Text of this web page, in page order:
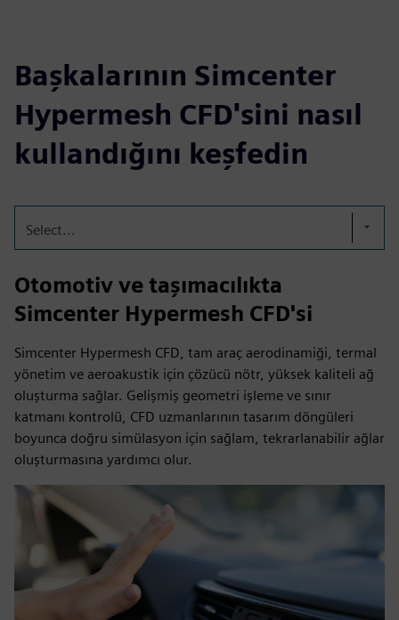
Başkalarının Simcenter
Hypermesh CFD'sini nasıl
kullandığını keşfedin
Select...
Otomotiv ve taşımacılıkta
Simcenter Hypermesh CFD'si
Simcenter Hypermesh CFD, tam araç aerodinamiği, termal
yönetim ve aeroakustik için çözücü nötr, yüksek kaliteli ağ
oluşturma sağlar. Gelişmiş geometri işleme ve sınır
katmanı kontrolü, CFD uzmanlarının tasarım döngüleri
boyunca doğru simülasyon için sağlam, tekrarlanabilir ağlar
oluşturmasına yardımcı olur.